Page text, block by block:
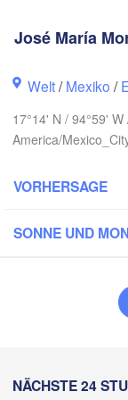
José María
Welt/Mexiko /
17°14' N / 94°59'
America/
VORHERSAGE
SONNE UND
NÄCHSTE 24Oaxaca